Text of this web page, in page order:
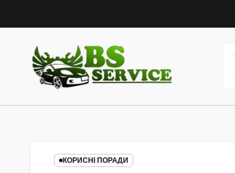
to
КОРИСНІ ПОРАДИ